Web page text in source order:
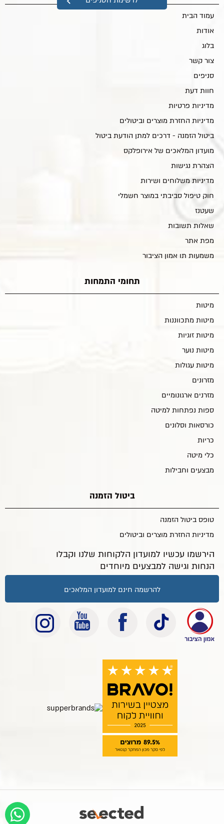
עמוד הבית
אודות
בלוג
צור קשר
סניפים
חוות דעת
מדיניות פרטיות
מדיניות החזרת מוצרים וביטולים
ביטול הזמנה - דרכים למתן הודעת ביטול
מועדון המלאכים של אירופלקס
הצהרת נגישות
מדיניות משלוחים ושירות
חוק טיפול סביבתי במוצר חשמלי
שעטנז
שאלות תשובות
מפת אתר
משמעות תו אמון הציבור
תחומי התמחות
מיטות
מיטות מתכווננות
מיטות זוגיות
מיטות נוער
מיטות עגולות
מזרונים
מזרנים ארגונומיים
ספות נפתחות למיטה
כורסאות וסלונים
כריות
כלי מיטה
מבצעים וחבילות
ביטול הזמנה
טופס ביטול הזמנה
מדיניות החזרת מוצרים וביטולים
הירשמו עכשיו למועדון הלקוחות שלנו וקבלו
הנחות וגישה למבצעים מיוחדים
להרשמה חינם למועדון המלאכים